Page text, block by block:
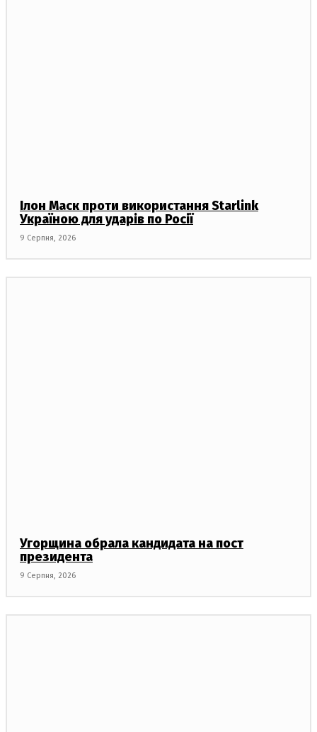
Ілон Маск проти використання Starlink
Україною для ударів по Росії
9 Серпня, 2026
Угорщина обрала кандидата на пост
президента
9 Серпня, 2026